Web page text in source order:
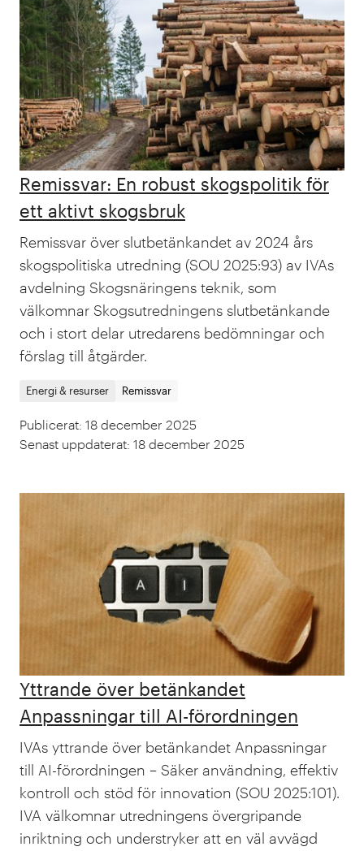
Remissvar: En robust skogspolitik för
ett aktivt skogsbruk
Remissvar över slutbetänkandet av 2024 års
skogspolitiska utredning (SOU 2025:93) av IVAs
avdelning Skogsnäringens teknik, som
välkomnar Skogsutredningens slutbetänkande
och i stort delar utredarens bedömningar och
förslag till åtgärder.
Energi & resurser Remissvar
Publicerat: 18 december 2025
Senast uppdaterat: 18 december 2025
Yttrande över betänkandet
Anpassningar till AI-förordningen
IVAs yttrande över betänkandet Anpassningar
till AI-förordningen – Säker användning, effektiv
kontroll och stöd för innovation (SOU 2025:101).
IVA välkomnar utredningens övergripande
inriktning och understryker att en väl avvägd